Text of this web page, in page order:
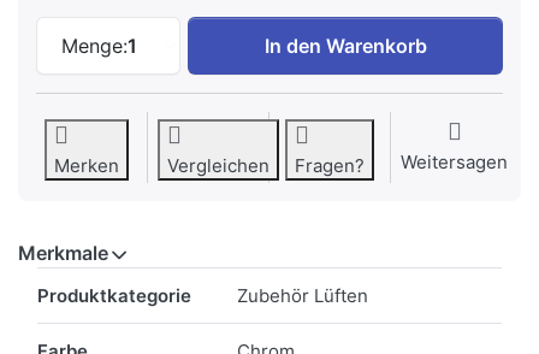
Menge:1
ELECTROLUX CTGR-AP1 Einbau /
In den Warenkorb
Merken Vergleichen Fragen? Weitersagen
Merkmale
Produktkategorie Zubehör Lüften